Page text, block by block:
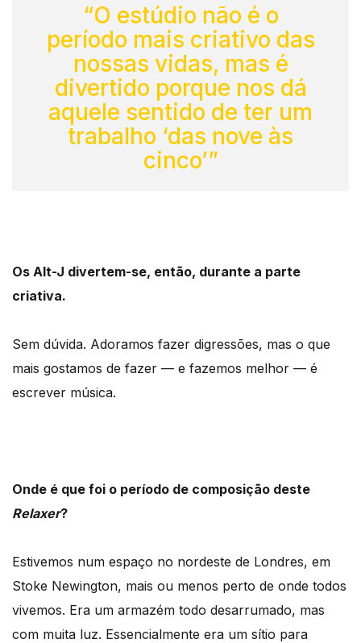
“O estúdio não é o
período mais criativo das
nossas vidas, mas é
divertido porque nos dá
aquele sentido de ter um
trabalho ‘das nove às
cinco’”
Os Alt-J divertem-se, então, durante a parte
criativa.
Sem dúvida. Adoramos fazer digressões, mas o que
mais gostamos de fazer — e fazemos melhor — é
escrever música.
Onde é que foi o período de composição deste
Relaxer?
Estivemos num espaço no nordeste de Londres, em
Stoke Newington, mais ou menos perto de onde todos
vivemos. Era um armazém todo desarrumado, mas
com muita luz. Essencialmente era um sítio para